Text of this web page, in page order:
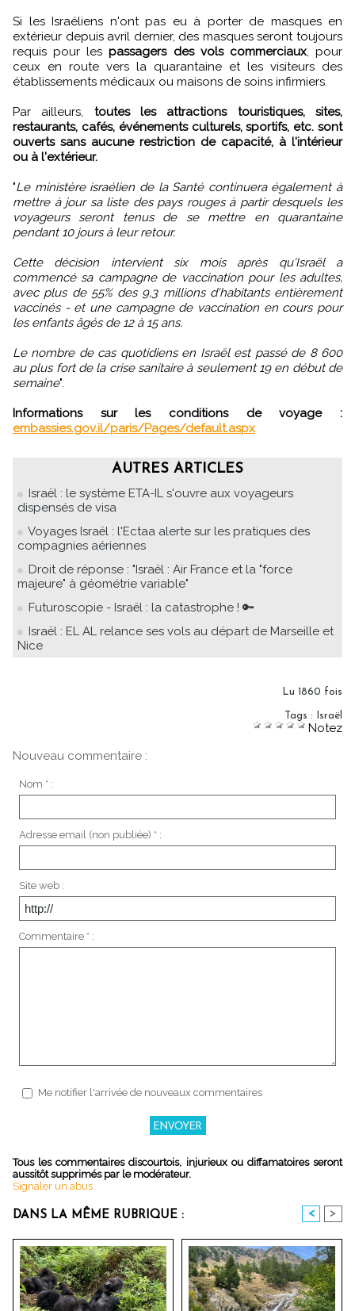
Si les Israéliens n'ont pas eu à porter de masques en
extérieur depuis avril dernier, des masques seront toujours
requis pour lespassagers des vols commerciaux, pour
ceux en route vers la quarantaine et les visiteurs des
établissements médicaux ou maisons de soins infirmiers.
Par ailleurs, toutes les attractions touristiques, sites,
restaurants, cafés, événements culturels, sportifs, etc. sont
ouverts sans aucune restriction de capacité, à l'intérieur
ou à l'extérieur.
"Le ministère israélien de la Santé continuera également à
mettre à jour sa liste des pays rouges à partir desquels les
voyageurs seront tenus de se mettre en quarantaine
pendant 10 jours à leur retour.
Cette décision intervient six mois après qu'Israël a
commencé sa campagne de vaccination pour les adultes,
avec plus de 55% des 9,3 millions d'habitants entièrement
vaccinés - et une campagne de vaccination en cours pour
les enfants âgés de 12 à 15 ans.
Le nombre de cas quotidiens en Israël est passé de 8 600
au plus fort de la crise sanitaire à seulement 19 en début de
semaine".
Informations sur les conditions de voyage :
embassies.gov.il/paris/Pages/default.aspx
AUTRES ARTICLES
Israël : le système ETA-IL s'ouvre aux voyageurs
dispensés de visa
Voyages Israël : l'Ectaa alerte sur les pratiques des
compagnies aériennes
Droit de réponse : "Israël : Air France et la "force
majeure" à géométrie variable"
Futuroscopie - Israël : la catastrophe ! 🔑
Israël : EL AL relance ses vols au départ de Marseille et
Nice
Lu 1860 fois
Tags : Israël
Notez
Nouveau commentaire :
Nom * :
Adresse email (non publiée) * :
Site web :
Commentaire * :
Me notifier l'arrivée de nouveaux commentaires
Tous les commentaires discourtois, injurieux ou diffamatoires seront
aussitôt supprimés par le modérateur.
Signaler un abus
DANS LA MÊME RUBRIQUE : < >